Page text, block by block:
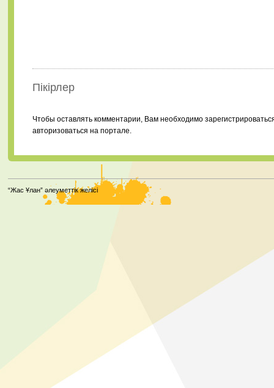
Пікірлер
Чтобы оставлять комментарии, Вам необходимо
авторизоваться на портале.
“Жас Ұлан” әлеуметтік желісі